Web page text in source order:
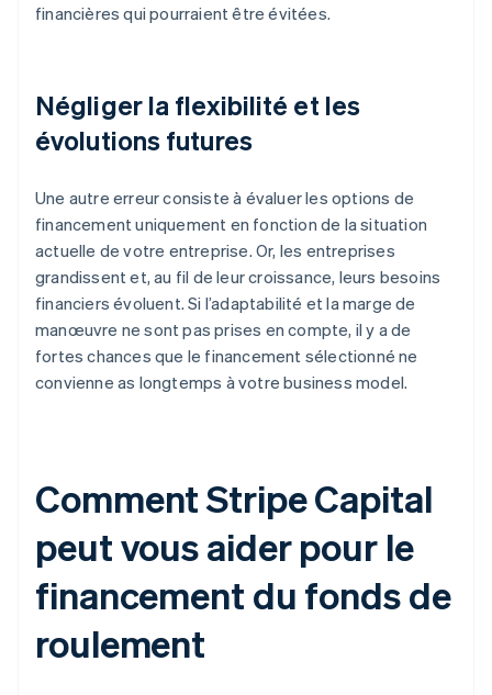
financières qui pourraient être évitées.
Négliger la flexibilité et les
évolutions futures
Une autre erreur consiste à évaluer les options de
financement uniquement en fonction de la situation
actuelle de votre entreprise. Or, les entreprises
grandissent et, au fil de leur croissance, leurs besoins
financiers évoluent. Si l’adaptabilité et la marge de
manœuvre ne sont pas prises en compte, il y a de
fortes chances que le financement sélectionné ne
convienne as longtemps à votre business model.
Comment Stripe Capital
peut vous aider pour le
financement du fonds de
roulement